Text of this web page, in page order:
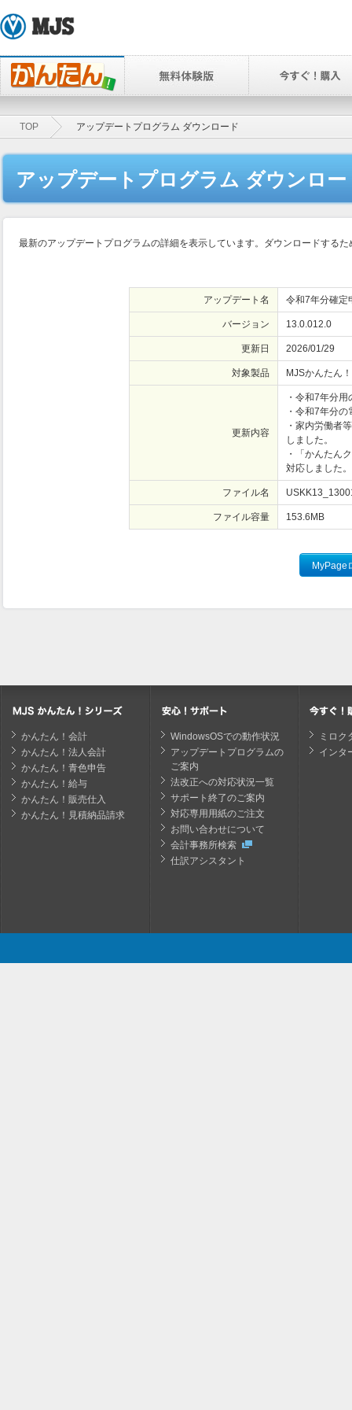
TOP アップデートプログラム ダウンロード
アップデートプログラム ダウンロー
最新のアップデートプログラムの詳細を表示しています。ダウンロードする
アップデート名 令和7年分確定
バージョン 13.0.012.0
更新日 2026/01/29
対象製品 MJSかんたん
更新内容
・令和7年分
・令和7年分
・家内労働者
しました。
・「かんたん
対応しました。
ファイル名
ファイル容量 153.6 MB
かんたん！会計
かんたん！法人会計
かんたん！青色申告
かんたん！給与
かんたん！販売仕入
かんたん！見積納品請求
WindowsOSでの動作状況
アップデートプログラムの
ご案内
法改正への対応状況一覧
サポート終了のご案内
対応専用用紙のご注文
お問い合わせについて
会計事務所検索
仕訳アシスタント
ミロク
インタ